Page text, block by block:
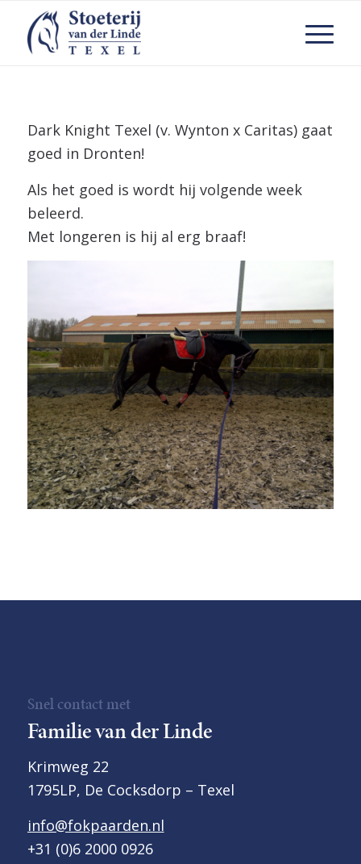
Dark Knight Texel (v. Wynton x Caritas) gaat
goed in Dronten!
Als het goed is wordt hij volgende week
beleerd.
Met longeren is hij al erg braaf!
Snel contact met
Familie van der Linde
Krimweg 22
1795LP, De Cocksdorp – Texel
info@fokpaarden.nl
+31 (0)6 2000 0926